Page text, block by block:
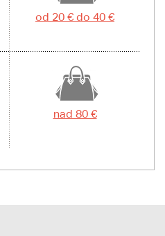
od 20 € do 40 €
nad 80 €